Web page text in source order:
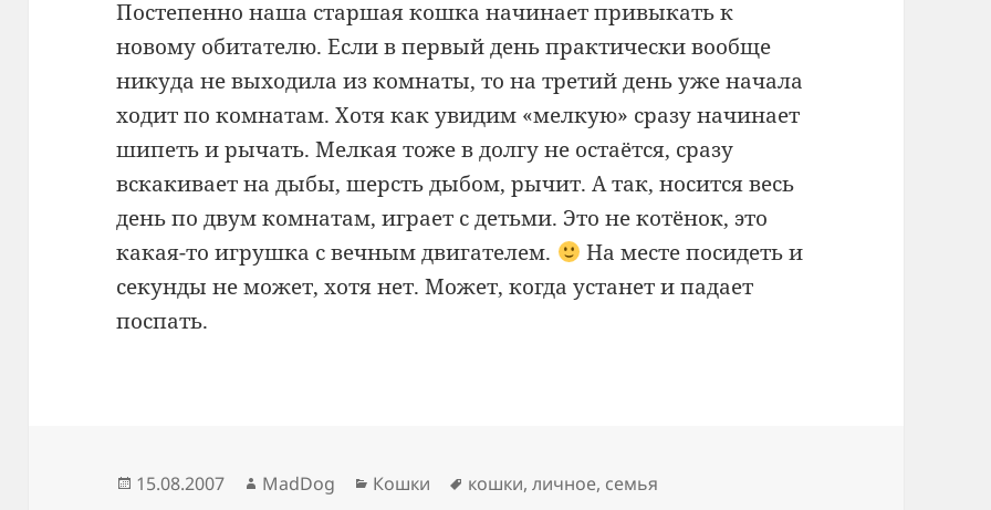
Постепенно наша старшая кошка начинает привыкать к
новому обитателю. Если в первый день практически вообще
никуда не выходила из комнаты, то на третий день уже начала
ходит по комнатам. Хотя как увидим «мелкую» сразу начинает
шипеть и рычать. Мелкая тоже в долгу не остаётся, сразу
вскакивает на дыбы, шерсть дыбом, рычит. А так, носится весь
день по двум комнатам, играет с детьми. Это не котёнок, это
какая-то игрушка с вечным двигателем.
На месте посидеть и
секунды не может, хотя нет. Может, когда устанет и падает
поспать.
Опубликовано
15.08.2007 Автор
MadDog Рубрики
Кошки Метки
кошки,личное, семья